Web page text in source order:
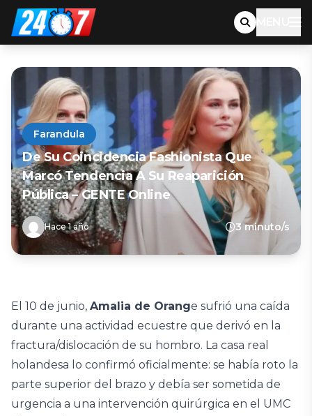
MENU
Farandula
De Su Coincidencia Fashionista Que
Marcó Tendencia A Su Reaparición
Pública – GENTE Online
Hace 1 año 3 minuto/s
El 10 de junio, Amalia de Orange sufrió una caída
durante una actividad ecuestre que derivó en la
fractura/dislocación de su hombro. La casa real
holandesa lo confirmó oficialmente: se había roto la
parte superior del brazo y debía ser sometida de
urgencia a una intervención quirúrgica en el UMC